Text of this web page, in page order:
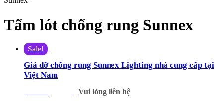
Tấm lót chống rung Sunnex
Sale!
Giá đỡ chống rung Sunnex Lighting nhà cung cấp tại
Việt Nam
Vui lòng liên hệ